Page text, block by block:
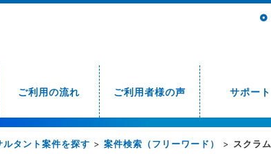
ご利用の流れ ご利用者様の声 サポート
ルタント案件を探す > 案件検索（フリーワード） > スクラム